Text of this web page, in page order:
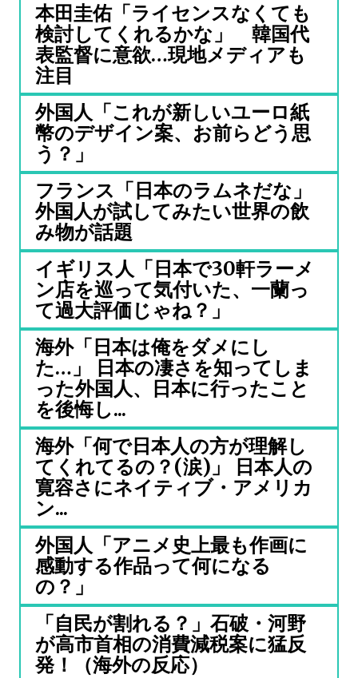
本田圭佑「ライセンスなくても
検討してくれるかな」 韓国代
表監督に意欲…現地メディアも
注目
外国人「これが新しいユーロ紙
幣のデザイン案、お前らどう思
う？」
フランス「日本のラムネだな」
外国人が試してみたい世界の飲
み物が話題
イギリス人「日本で30軒ラーメ
ン店を巡って気付いた、一蘭っ
て過大評価じゃね？」
海外「日本は俺をダメにし
た…」 日本の凄さを知ってしま
った外国人、日本に行ったこと
を後悔し...
海外「何で日本人の方が理解し
てくれてるの？(涙)」 日本人の
寛容さにネイティブ・アメリカ
ン...
外国人「アニメ史上最も作画に
感動する作品って何になる
の？」
「自民が割れる？」石破・河野
が高市首相の消費減税案に猛反
発！（海外の反応）